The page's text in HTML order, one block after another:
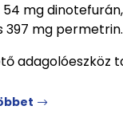
mg
397 mg permetrin.
adagolóeszköz